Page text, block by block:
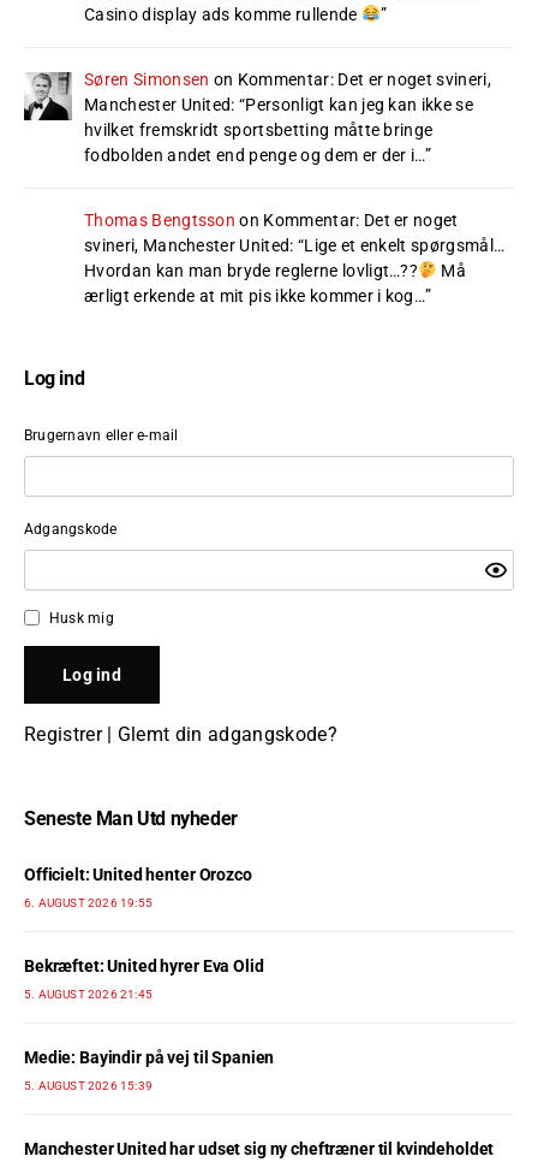
Casino display ads komme rullende
”
Søren Simonsen on Kommentar: Det er noget svineri,
Manchester United: “Personligt kan jeg kan ikke se
hvilket fremskridt sportsbetting måtte bringe
fodbolden andet end penge og dem er der i…”
Thomas Bengtsson on Kommentar: Det er noget
svineri, Manchester United: “Lige et enkelt spørgsmål…
Hvordan kan man bryde reglerne lovligt…??
Må
ærligt erkende at mit pis ikke kommer i kog…”
Log ind
Brugernavn eller e-mail
Adgangskode
Husk mig
Registrer| Glemt din adgangskode?
Seneste Man Utd nyheder
Officielt: United henter Orozco
6. AUGUST 2026 19:55
Bekræftet: United hyrer Eva Olid
5. AUGUST 2026 21:45
Medie: Bayindir på vej til Spanien
5. AUGUST 2026 15:39
Manchester United har udset sig ny cheftræner til kvindeholdet